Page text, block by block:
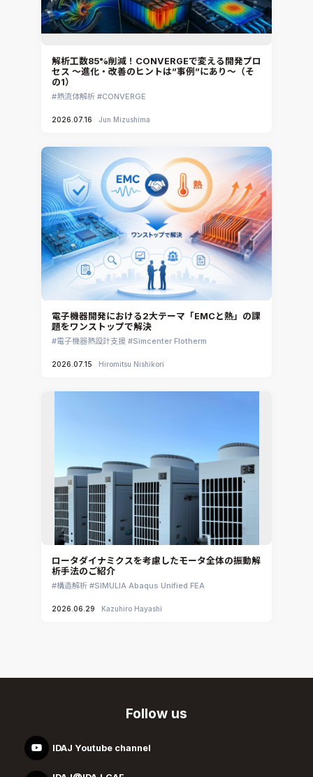
解析工数85%削減！CONVERGEで変える開発プロ
セス ～進化・改善のヒントは”事例”にあり～（そ
の1）
熱流体解析 CONVERGE
2026.07.16 Jun Mizushima
電子機器開発における2大テーマ「EMCと熱」の課
題をワンストップで解決
電子機器熱設計支援 Simcenter Flotherm
2026.07.15 Hiromitsu Nishikori
ロータダイナミクスを考慮したモータ全体の振動解
析手法のご紹介
構造解析 SIMULIA Abaqus Unified FEA
2026.06.29 Kazuhiro Hayashi
Follow us
IDAJ Youtube channel